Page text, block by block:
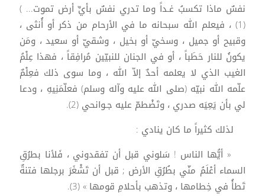
نفسٌ ماذا تكسبُ غـداً وما تدري نفسٌ بأيِّ أرض تموت... )
(1) ، فيعلم الله سبحانه ما في الأرحام من ذكر أو أُنثى ،
وقبيح أو جميل ، وسخيّ أو بخيل ، وشقيّ أو سعيد ، ومَن
يكونُ للنار حَطَباً ، أو في الجنان للنبيّين مُرافِقاً ، فهذا عِلْمُ
الغيب الذي لا يعلمه أحدٌ إلاّ الله ، وما سوى ذلك فعِلْمٌ
علّمه الله نبيّه (صلى الله عليه وآله وسلم) فعلّمَنِيهِ ، ودعا
لي بأن يَعِيَه صدري ، وتَضْطمّ عليه جـوانحي (2).
لذلك كثيراً ما كان ينادي :
« أيُّها الناس ! سَلوني قبل أن تفقدوني ، فَلأنا بطرُقِ
السماء أعْلَمُ منّي بطُرُقِ الأرض ; قبل أن تَشْغَرَ برجلها فتنةٌ
تَطأُ في خِطامها ، وتذهب بأحلامِ قومها » (3).